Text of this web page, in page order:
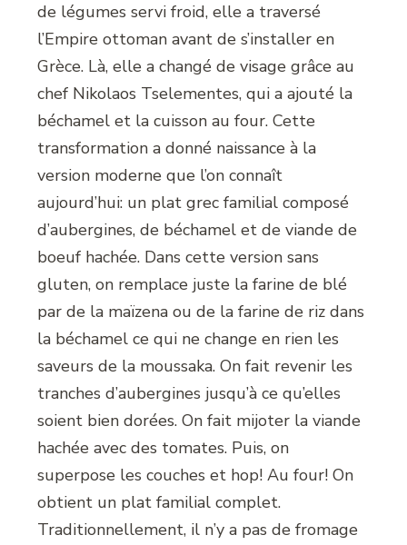
de légumes servi froid, elle a traversé
l’Empire ottoman avant de s’installer en
Grèce. Là, elle a changé de visage grâce au
chef Nikolaos Tselementes, qui a ajouté la
béchamel et la cuisson au four. Cette
transformation a donné naissance à la
version moderne que l’on connaît
aujourd’hui: un plat grec familial composé
d’aubergines, de béchamel et de viande de
boeuf hachée. Dans cette version sans
gluten, on remplace juste la farine de blé
par de la maïzena ou de la farine de riz dans
la béchamel ce qui ne change en rien les
saveurs de la moussaka. On fait revenir les
tranches d’aubergines jusqu’à ce qu’elles
soient bien dorées. On fait mijoter la viande
hachée avec des tomates. Puis, on
superpose les couches et hop! Au four! On
obtient un plat familial complet.
Traditionnellement, il n’y a pas de fromage